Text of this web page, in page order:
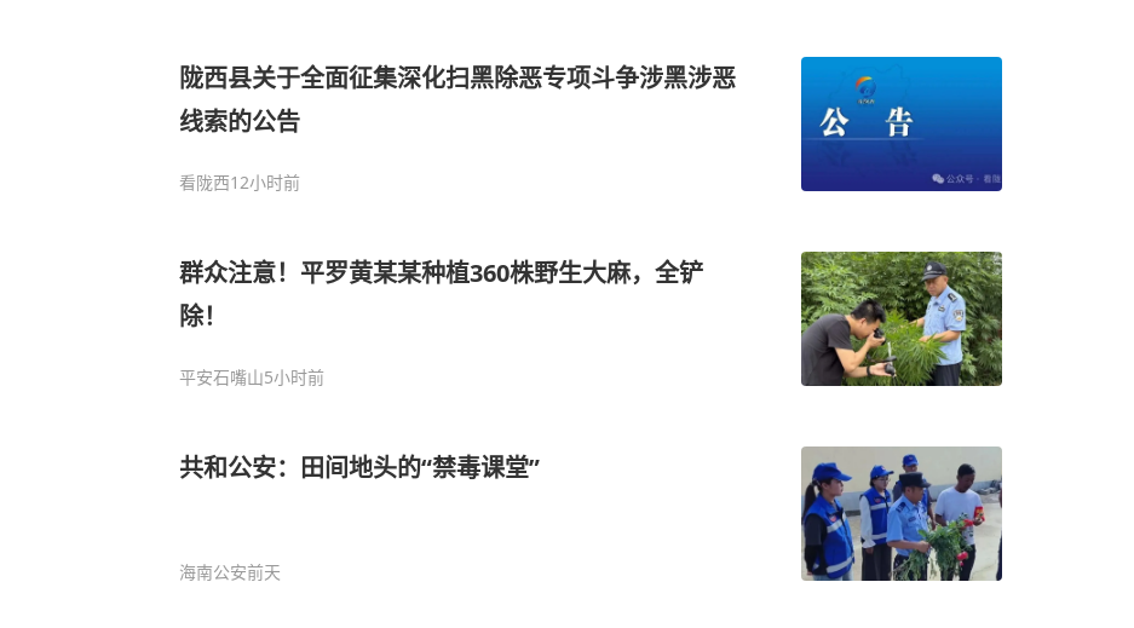
陇西县关于全面征集深化扫黑除恶专项斗争涉黑涉恶
线索的公告
看陇西12小时前
群众注意！平罗黄某某种植360株野生大麻，全铲
除！
平安石嘴山5小时前
共和公安：田间地头的“禁毒课堂”
海南公安前天